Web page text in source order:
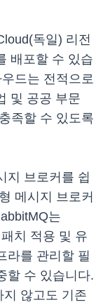
독일) 리전
배포할 수 있습
드는 전적으로
및 공공 부문
족할 수 있도록
지 브로커를 쉽
메시지 브로커
는
치 적용 및 유
라를 관리할 필
할 수 있습니다.
않고도 기존